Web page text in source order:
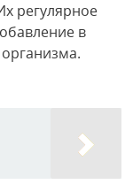
регулярное
в